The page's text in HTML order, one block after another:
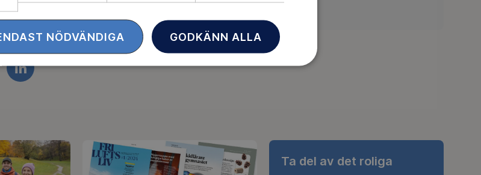
LINKEDIN
Ta del av det roliga
GODKÄNN ALLA
NÖDVÄNDIGA